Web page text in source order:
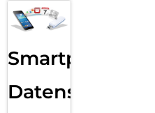
Smartphone
Datensicherung